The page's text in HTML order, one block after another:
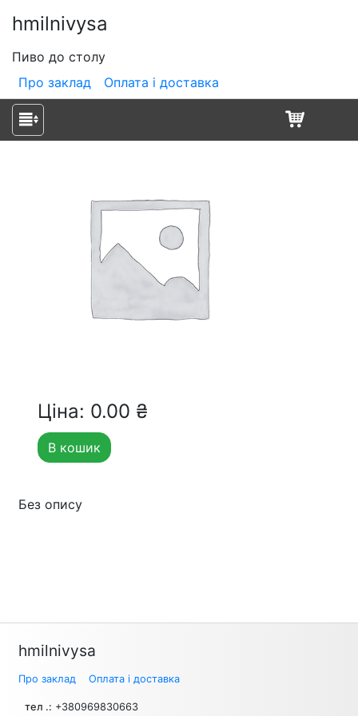
hmilnivysa
Пиво до столу
Про заклад
Оплата і доставка
Ціна: 0.00 ₴
В кошик
Без опису
Про заклад Оплата і доставка
hmilnivysa
тел .: +380969830663